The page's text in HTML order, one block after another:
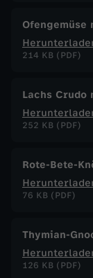
Ofengemüse
214 KB (PDF)
Lachs
252 KB (PDF)
Rote-Bete-
76 KB (PDF)
Thymian-
126 KB (PDF)